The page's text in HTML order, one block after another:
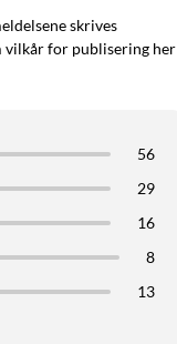
skrives
vilkår for publisering her
56
29
16
8
13